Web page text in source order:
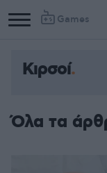
Games
Κιρσοί
Όλα τα